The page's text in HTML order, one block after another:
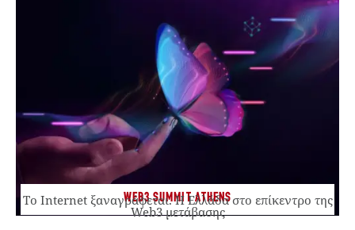
WEB3 SUMMIT ATHENS
Το Internet ξαναγράφεται. Η Ελλάδα στο επίκεντρο της
Web3 μετάβασης